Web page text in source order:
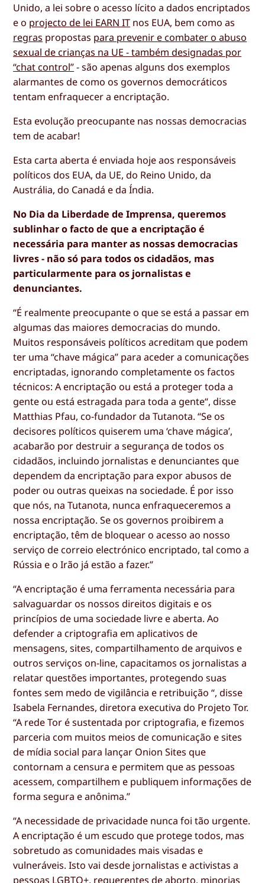
Unido, a lei sobre o acesso lícito a dados encriptados
e o projecto de lei EARN IT nos EUA, bem como as
regras propostas para prevenir e combater o abuso
sexual de crianças na UE - também designadas por
“chat control”- são apenas alguns dos exemplos
alarmantes de como os governos democráticos
tentam enfraquecer a encriptação.
Esta evolução preocupante nas nossas democracias
tem de acabar!
Esta carta aberta é enviada hoje aos responsáveis
políticos dos EUA, da UE, do Reino Unido, da
Austrália, do Canadá e da Índia.
No Dia da Liberdade de Imprensa, queremos
sublinhar o facto de que a encriptação é
necessária para manter as nossas democracias
livres - não só para todos os cidadãos, mas
particularmente para os jornalistas e
denunciantes.
“É realmente preocupante o que se está a passar em
algumas das maiores democracias do mundo.
Muitos responsáveis políticos acreditam que podem
ter uma “chave mágica” para aceder a comunicações
encriptadas, ignorando completamente os factos
técnicos: A encriptação ou está a proteger toda a
gente ou está estragada para toda a gente“, disse
Matthias Pfau, co-fundador da Tutanota. “Se os
decisores políticos quiserem uma ‘chave mágica’,
acabarão por destruir a segurança de todos os
cidadãos, incluindo jornalistas e denunciantes que
dependem da encriptação para expor abusos de
poder ou outras queixas na sociedade. É por isso
que nós, na Tutanota, nunca enfraqueceremos a
nossa encriptação. Se os governos proibirem a
encriptação, têm de bloquear o acesso ao nosso
serviço de correio electrónico encriptado, tal como a
Rússia e o Irão já estão a fazer.”
“A encriptação é uma ferramenta necessária para
salvaguardar os nossos direitos digitais e os
princípios de uma sociedade livre e aberta. Ao
defender a criptografia em aplicativos de
mensagens, sites, compartilhamento de arquivos e
outros serviços on-line, capacitamos os jornalistas a
relatar questões importantes, protegendo suas
fontes sem medo de vigilância e retribuição “, disse
Isabela Fernandes, diretora executiva do Projeto Tor.
“A rede Tor é sustentada por criptografia, e fizemos
parceria com muitos meios de comunicação e sites
de mídia social para lançar Onion Sites que
contornam a censura e permitem que as pessoas
acessem, compartilhem e publiquem informações de
forma segura e anônima.”
“A necessidade de privacidade nunca foi tão urgente.
A encriptação é um escudo que protege todos, mas
sobretudo as comunidades mais visadas e
vulneráveis. Isto vai desde jornalistas e activistas a
pessoas LGBTQ+, requerentes de aborto, minorias